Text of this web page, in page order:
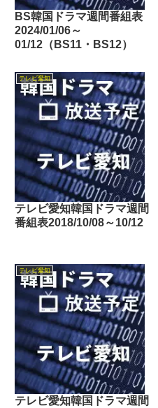
BS韓国ドラマ週間番組表
2024/01/06～
01/12（BS11・BS12）
テレビ愛知
テレビ愛知韓国ドラマ週間
番組表2018/10/08～10/12
テレビ愛知
テレビ愛知韓国ドラマ週間